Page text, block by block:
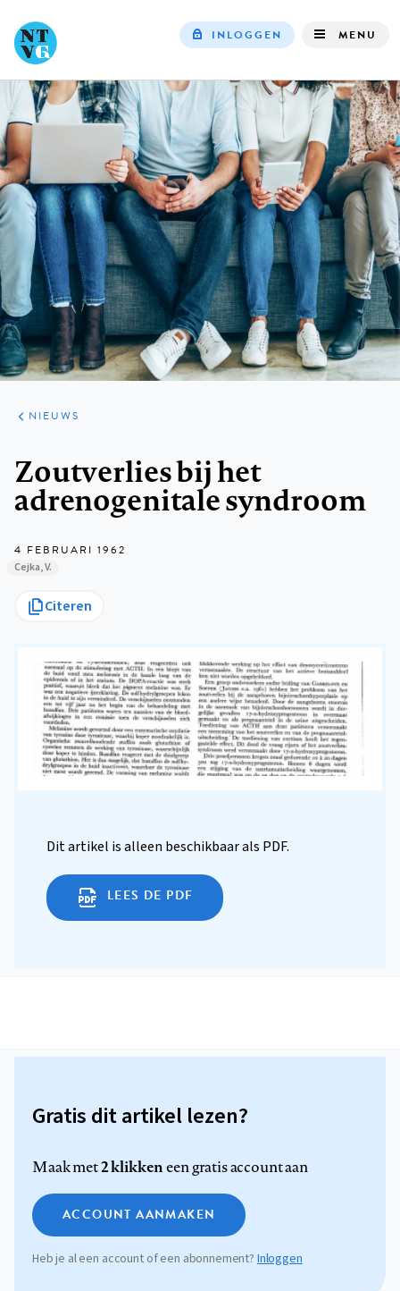
navigation
INLOGGEN MENU
ARTIKELEN
HET
KORT
NIEUWS
Zoutverlies bij het
adrenogenitale syndroom
4 FEBRUARI 1962
Cejka, V.
Citeren
Dit artikel is alleen beschikbaar als PDF.
LEES DE PDF
Gratis dit artikel lezen?
Maak met2 klikkeneen gratis account aan
ACCOUNT AANMAKEN
Heb je al een account of een abonnement? Inloggen